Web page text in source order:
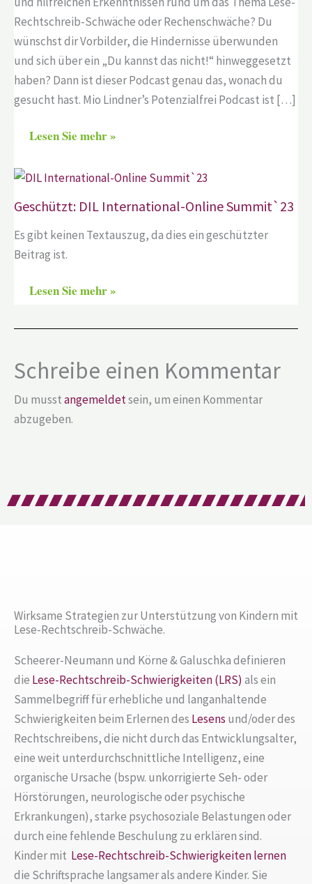
Rechtschreib-Schwäche oder Rechenschwäche? Du
wünschst dir Vorbilder, die Hindernisse überwunden
und sich über ein „Du kannst das nicht!“ hinweggesetzt
haben? Dann ist dieser Podcast genau das, wonach du
gesucht hast. Mio Lindner’s Potenzialfrei Podcast ist […]
Lesen Sie mehr »
Geschützt: DIL International-Online Summit`23
Es gibt keinen Textauszug, da dies ein geschützter
Beitrag ist.
Lesen Sie mehr »
Schreibe einen Kommentar
Du musstangemeldetsein, um einen Kommentar
abzugeben.
Wirksame Strategien zur Unterstützung von Kindern mit
Lese-Rechtschreib-Schwäche.
Scheerer-Neumann und Körne & Galuschka definieren
die Lese-Rechtschreib-Schwierigkeiten (LRS) als ein
Sammelbegriff für erhebliche und langanhaltende
Schwierigkeiten beim Erlernen des Lesens und/oder des
Rechtschreibens, die nicht durch das Entwicklungsalter,
eine weit unterdurchschnittliche Intelligenz, eine
organische Ursache (bspw. unkorrigierte Seh- oder
Hörstörungen, neurologische oder psychische
Erkrankungen), starke psychosoziale Belastungen oder
durch eine fehlende Beschulung zu erklären sind.
Kinder mit Lese-Rechtschreib-Schwierigkeitenlernen
die Schriftsprache langsamer als andere Kinder. Sie